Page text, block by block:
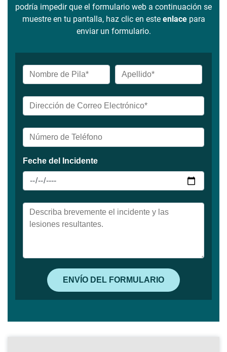
podría impedir que el formulario web a continuación se
muestre en tu pantalla, haz clic en este enlacepara
enviar un formulario.